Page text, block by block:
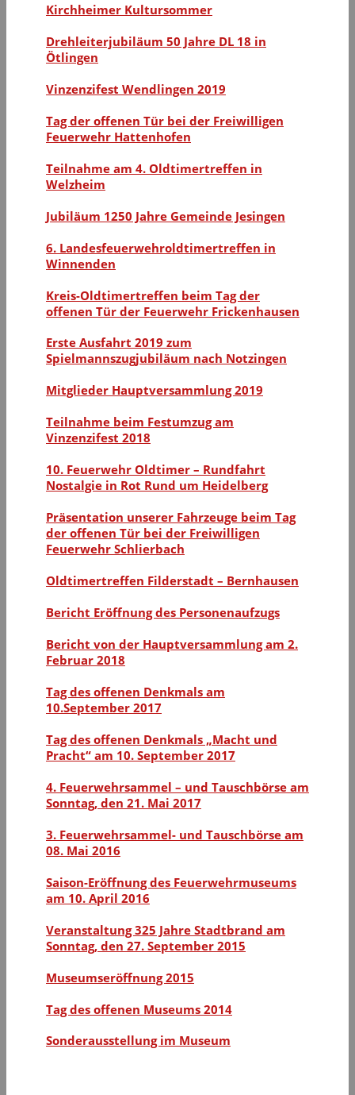
Kirchheimer Kultursommer
Drehleiterjubiläum 50 Jahre DL 18 in
Ötlingen
Vinzenzifest Wendlingen 2019
Tag der offenen Tür bei der Freiwilligen
Feuerwehr Hattenhofen
Teilnahme am 4. Oldtimertreffen in
Welzheim
Jubiläum 1250 Jahre Gemeinde Jesingen
6. Landesfeuerwehroldtimertreffen in
Winnenden
Kreis-Oldtimertreffen beim Tag der
offenen Tür der Feuerwehr Frickenhausen
Erste Ausfahrt 2019 zum
Spielmannszugjubiläum nach Notzingen
Mitglieder Hauptversammlung 2019
Teilnahme beim Festumzug am
Vinzenzifest 2018
10. Feuerwehr Oldtimer – Rundfahrt
Nostalgie in Rot Rund um Heidelberg
Präsentation unserer Fahrzeuge beim Tag
der offenen Tür bei der Freiwilligen
Feuerwehr Schlierbach
Oldtimertreffen Filderstadt – Bernhausen
Bericht Eröffnung des Personenaufzugs
Bericht von der Hauptversammlung am 2.
Februar 2018
Tag des offenen Denkmals am
10.September 2017
Tag des offenen Denkmals „Macht und
Pracht“ am 10. September 2017
4. Feuerwehrsammel – und Tauschbörse am
Sonntag, den 21. Mai 2017
3. Feuerwehrsammel- und Tauschbörse am
08. Mai 2016
Saison-Eröffnung des Feuerwehrmuseums
am 10. April 2016
Veranstaltung 325 Jahre Stadtbrand am
Sonntag, den 27. September 2015
Museumseröffnung 2015
Tag des offenen Museums 2014
Sonderausstellung im Museum